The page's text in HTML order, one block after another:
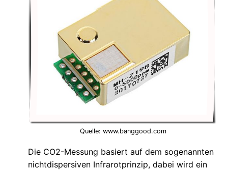
Quelle: www.banggood.com
Die CO2-Messung basiert auf dem sogenannten
nichtdispersiven Infrarotprinzip, dabei wird ein